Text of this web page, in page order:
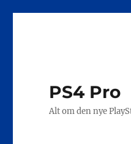
PS4 Pro
Alt om den nye